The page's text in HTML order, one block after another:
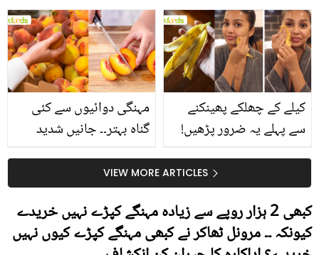
سے متعلق غلط فہمیوں کی
حقیقت کیا ہے اور افواہ
کیا؟
بتائے راز
مہنگی دوائیوں سے کئی
گناہ بہتر۔۔ جانیں شدید
کیوں کھانا چاہیے؟
کیلے کے چھلکے پھینکنے
سے پہلے یہ ضرور پڑھیں!
سستا اور قدرتی حلVIEW MORE ARTICLES
کبھی 2 ہزار روپے سے زیادہ مہنگے کپڑے نہیں خریدے
کیونکہ ۔۔ مرونل ٹھاکر نے کبھی مہنگے کپڑے کیوں نہیں